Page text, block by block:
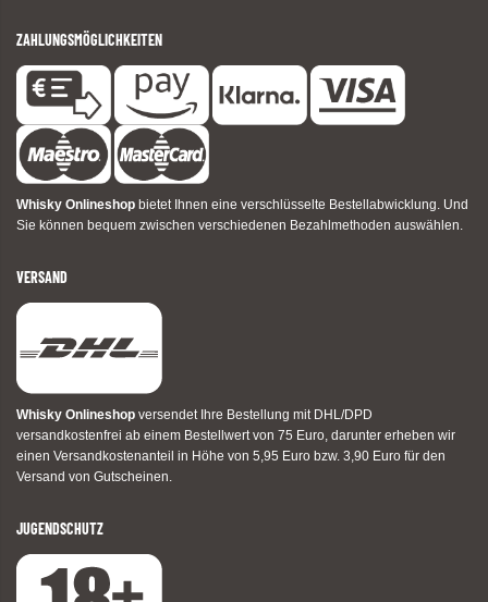
ZAHLUNGSMÖGLICHKEITEN
Whisky Onlineshop bietet Ihnen eine verschlüsselte Bestellabwicklung. Und
Sie können bequem zwischen verschiedenen Bezahlmethoden auswählen.
VERSAND
Whisky Onlineshop versendet Ihre Bestellung mit DHL/DPD
versandkostenfrei ab einem Bestellwert von 75 Euro, darunter erheben wir
einen Versandkostenanteil in Höhe von 5,95 Euro bzw. 3,90 Euro für den
Versand von Gutscheinen.
JUGENDSCHUTZ